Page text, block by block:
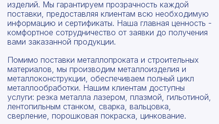
изделий. Мы гарантируем прозрачность каждой
поставки, предоставляя клиентам всю необходимую
информацию и сертификаты. Наша главная ценность -
комфортное сотрудничество от заявки до получения
вами заказанной продукции.
Помимо поставки металлопроката и строительных
материалов, мы производим металлоизделия и
металлоконструкции, обеспечиваем полный цикл
металлообработки. Нашим клиентам доступны
услуги: резка металла лазером, плазмой, гильотиной,
лентопильным станком, сварка, вальцовка,
сверление, порошковая покраска, цинкование.